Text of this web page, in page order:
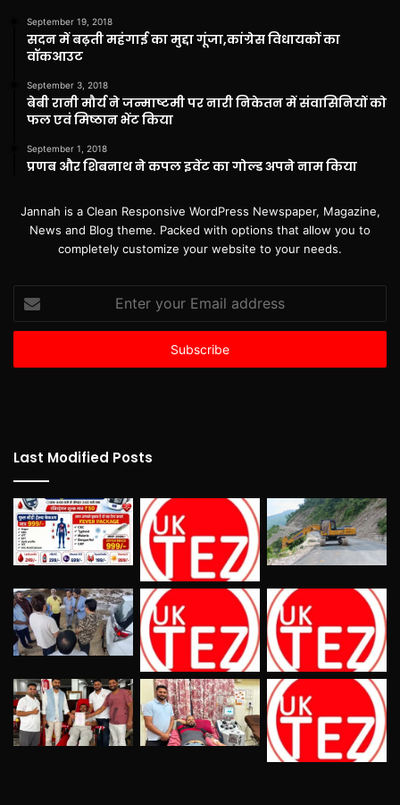
September 19, 2018
सदन में बढ़ती महंगाई का मुद्दा गूंजा,कांग्रेस विधायकों का
वॉकआउट
September 3, 2018
बेबी रानी मौर्य ने जन्माष्टमी पर नारी निकेतन में संवासिनियों को
फल एवं मिष्ठान भेंट किया
September 1, 2018
प्रणब और शिबनाथ ने कपल इवेंट का गोल्ड अपने नाम किया
Jannah is a Clean Responsive WordPress Newspaper, Magazine,
News and Blog theme. Packed with options that allow you to
completely customize your website to your needs.
your
Email
Last Modified Posts